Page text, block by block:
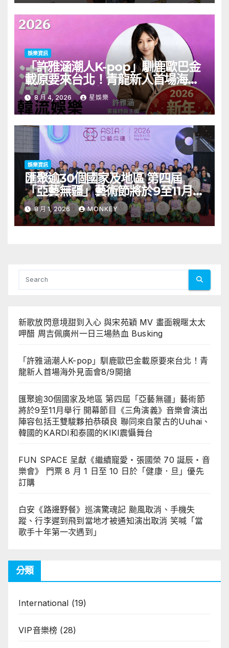
娛樂資訊
「許雅涵潮人K-pop」馴鹿歐巴金
載原要來台北！青龍新人首場海外
見面會8/9開搶
8 月 4, 2026 星娛樂
娛樂資訊
匯聚逾30個國家及地區 第四屆
「亞藝無疆」藝術節將於9至11月舉
行 開幕節目《三角演義》音樂會演
出陣容包括王雙駿夥拍恭碩良 聯同
來自蒙古的Uuhai、韓國的KARDI
8 月 1, 2026 MONKEY
新歌放閃意境甜到入心 與宋苑穎 MV 畫面親暱太太
呷醋 周吉佩廣州一日三場熱血 Busking
「許雅涵潮人K-pop」馴鹿歐巴金載原要來台北！青
龍新人首場海外見面會8/9開搶
匯聚逾30個國家及地區 第四屆「亞藝無疆」藝術節
將於9至11月舉行 開幕節目《三角演義》音樂會演出
陣容包括王雙駿夥拍恭碩良 聯同來自蒙古的Uuhai、
韓國的KARDI和泰國的KIKI震懾舞台
FUN SPACE 呈獻《繼續寵愛・張國榮 70 誕辰・音
樂會》 門票 8 月 1 日至 10 日於「健康．旦」優先
訂購
白安《路邊野餐》巡演驚魂記 颱風取消、手機失
蹤、行李遲到飛到當地才被通知演出取消 笑喊「當
歌手十年第一次遇到」
分類
International (19)
VIP音樂榜 (28)